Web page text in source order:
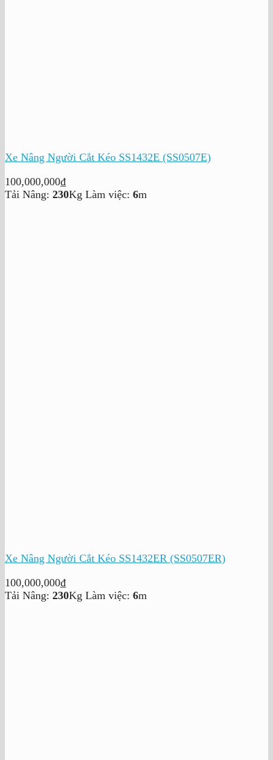
Xe Nâng Người Cắt Kéo SS1432E (SS0507E)
100,000,000₫
Tải Nâng: 230Kg Làm việc: 6m
Xe Nâng Người Cắt Kéo SS1432ER (SS0507ER)
100,000,000₫
Tải Nâng: 230Kg Làm việc: 6m